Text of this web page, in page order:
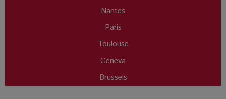
Nantes
Paris
Toulouse
Geneva
Brussels